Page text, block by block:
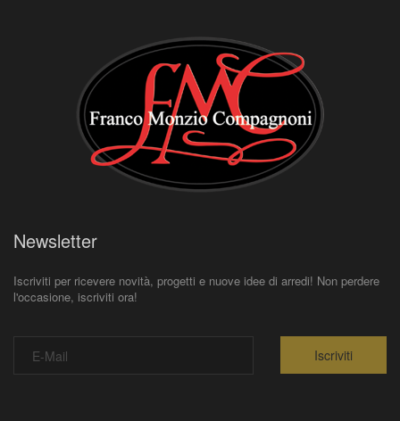
Newsletter
Iscriviti per ricevere novità, progetti e nuove idee di arredi! Non perdere
l'occasione, iscriviti ora!
Iscriviti